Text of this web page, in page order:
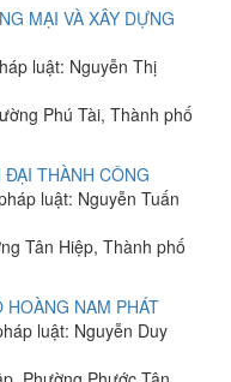
MẠI VÀ XÂY DỰNG
luật: Nguyễn Thị
Phú Tài, Thành phố
THÀNH CÔNG
luật: Nguyễn Tuấn
Tân Hiệp, Thành phố
NAM PHÁT
luật: Nguyễn Duy